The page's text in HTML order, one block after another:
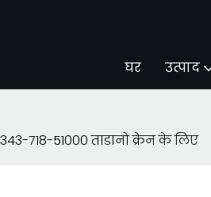
घर उत्पाद
718-51000 ताडानो क्रेन के लिए